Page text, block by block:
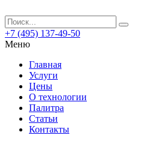
+7 (495) 137-49-50
Меню
Главная
Услуги
Цены
О технологии
Палитра
Статьи
Контакты